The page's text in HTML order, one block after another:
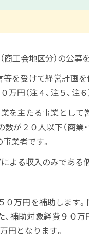
工会地区分）の公募
等を受けて経営計画
円（注４、注５、注６
を主たる事業とし
が２０人以下（商業
業者です。
による収入のみであ
０万円を補助します
補助対象経費９０
円となります。